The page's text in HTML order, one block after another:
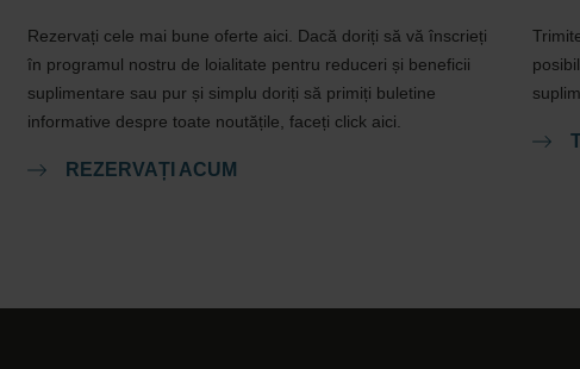
Rezervați cele mai bune oferte aici. Dacă doriți să vă înscrieți
în programul nostru de loialitate pentru reduceri și beneficii
suplimentare sau pur și simplu doriți să primiți buletine
informative despre toate noutățile, faceți click aici.
REZERVAȚI ACUM